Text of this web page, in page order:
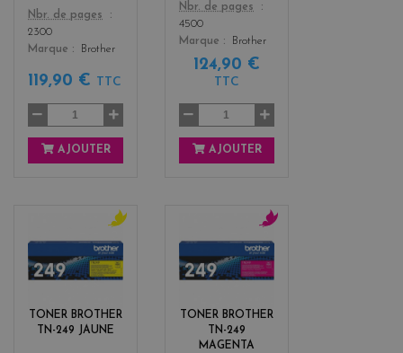
Color
Nbr. de pages
2300
Marque
Brother
119,90 € TTC
AJOUTER
Color
Nbr. de pages
4500
Marque
Brother
124,90 €
TTC
AJOUTER
TONER BROTHER
TN-249 JAUNE
y
e
l
o
w
TONER BROTHER
TN-249
MAGENTA
m
a
g
n